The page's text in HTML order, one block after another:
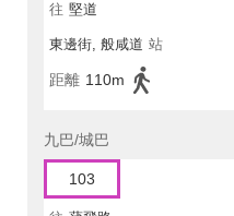
往 堅道
東邊街, 般咸道 站
距離 110m
九巴/城巴
103